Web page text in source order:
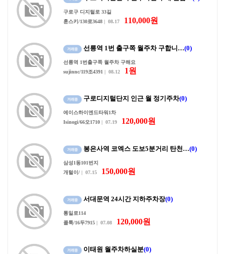
구로구 디지털로 33길
훈스키/130로3648 | 08.17 110,000원
선릉역 1번 출구쪽 월주차 구합니…(0)
선릉역 1번출구쪽 월주차 구해요
sujinnc/119조4391 | 08.12 1원
구로디지털단지 인근 월 정기주차(0)
에이스하이엔드타워1차
Isinogi/66오1710 | 07.19 120,000원
봉은사역 코엑스 도보5분거리 탄천…(0)
삼성1동101번지
개털이/ | 07.15 150,000원
서대문역 24시간 지하주차장(0)
통일로114
콜툭/16두7915 | 07.08 120,000원
이태원 월주차하실분(0)